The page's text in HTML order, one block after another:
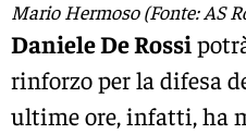
Mario Hermoso (Fonte: AS
Daniele De Rossi
rinforzo per la difesa
ultime ore, infatti, ha